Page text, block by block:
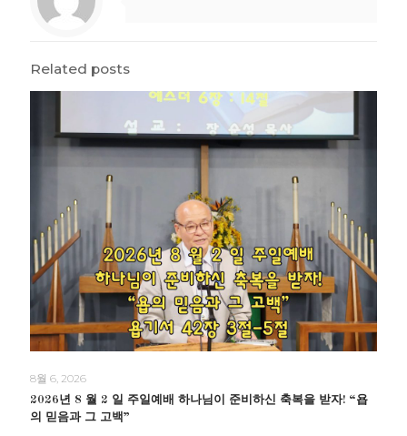
Related posts
8월 6, 2026
2026년 8 월 2 일 주일예배 하나님이 준비하신 축복을 받자! “욥
의 믿음과 그 고백”